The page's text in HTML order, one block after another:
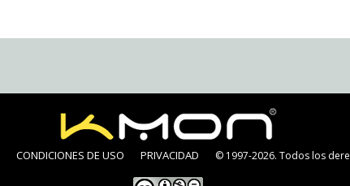
CONDICIONES DE USO PRIVACIDAD © 1997-2026. Todos los